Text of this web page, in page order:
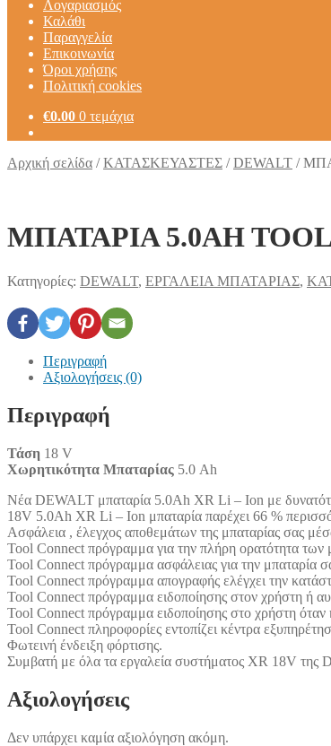
Λογαριασμός
Καλάθι
Παραγγελία
Επικοινωνία
Όροι χρήσης
Πολιτική cookies
€0.00 0 τεμάχια
Αρχική σελίδα /ΚΑΤΑΣΚΕΥΑΣΤΕΣ /DEWALT /
ΜΠΑΤΑΡΙA 5.0AH TOOL
Κατηγορίες: DEWALT, ΕΡΓΑΛΕΙΑ ΜΠΑΤΑΡΙΑΣ,
Περιγραφή
Αξιολογήσεις (0)
Περιγραφή
Τάση 18 V
Χωρητικότητα Μπαταρίας 5.0 Ah
Νέα DEWALT μπαταρία 5.0Ah XR Li – Ion με
18V 5.0Ah XR Li – Ion μπαταρία παρέχει 66 %
Ασφάλεια , έλεγχος αποθεμάτων της μπαταρίας σας
Tool Connect πρόγραμμα για την πλήρη ορατότητα των
Tool Connect πρόγραμμα ασφάλειας για την μπαταρία
Tool Connect πρόγραμμα απογραφής ελέγχει την
Tool Connect πρόγραμμα ειδοποίησης στον χρήστη ή
Tool Connect πρόγραμμα ειδοποίησης στο χρήστη
Tool Connect πληροφορίες εντοπίζει κέντρα
Φωτεινή ένδειξη φόρτισης.
Συμβατή με όλα τα εργαλεία συστήματος XR 18V της
Αξιολογήσεις
Δεν υπάρχει καμία αξιολόγηση ακόμη.